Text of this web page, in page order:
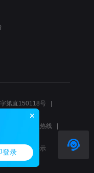
登录
第直150118号
文化市场举报热线
算法公示